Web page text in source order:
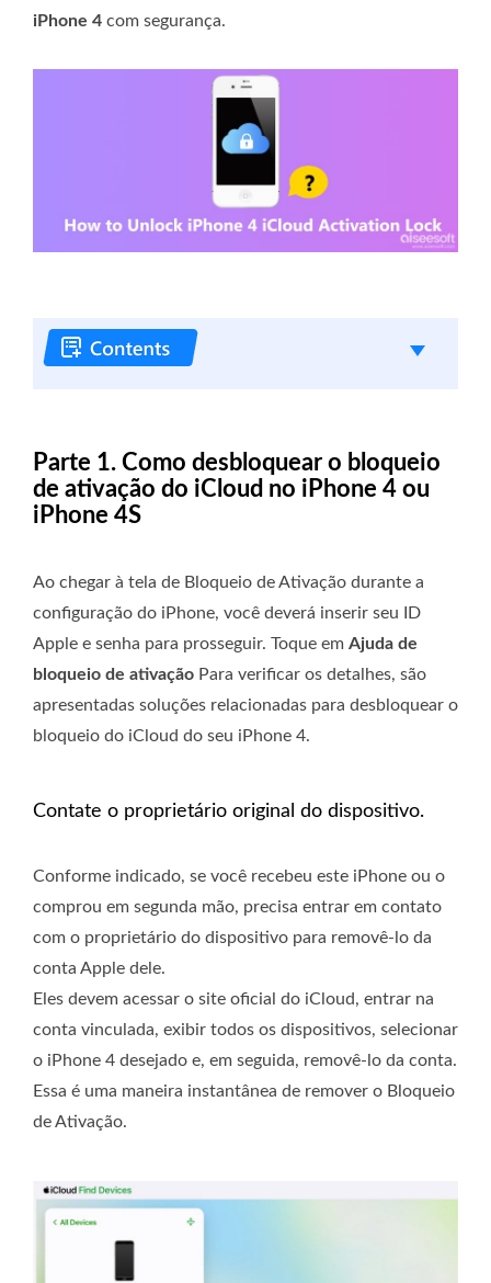
iPhone 4 com segurança.
Parte 1. Como desbloquear o bloqueio
de ativação do iCloud no iPhone 4 ou
iPhone 4S
Ao chegar à tela de Bloqueio de Ativação durante a
configuração do iPhone, você deverá inserir seu ID
Apple e senha para prosseguir. Toque em Ajuda de
bloqueio de ativação Para verificar os detalhes, são
apresentadas soluções relacionadas para desbloquear o
bloqueio do iCloud do seu iPhone 4.
Contate o proprietário original do dispositivo.
Conforme indicado, se você recebeu este iPhone ou o
comprou em segunda mão, precisa entrar em contato
com o proprietário do dispositivo para removê-lo da
conta Apple dele.
Eles devem acessar o site oficial do iCloud, entrar na
conta vinculada, exibir todos os dispositivos, selecionar
o iPhone 4 desejado e, em seguida, removê-lo da conta.
Essa é uma maneira instantânea de remover o Bloqueio
de Ativação.